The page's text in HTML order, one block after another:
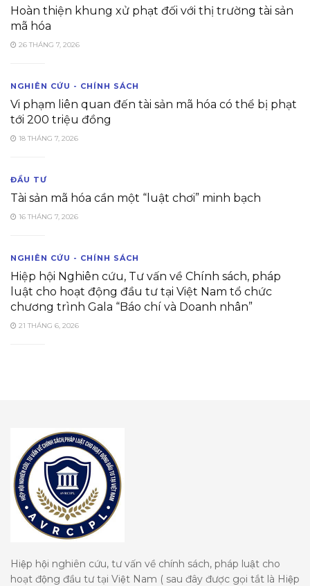
Hoàn thiện khung xử phạt đối với thị trường tài sản
mã hóa
26 THÁNG 7, 2026
NGHIÊN CỨU - CHÍNH SÁCH
Vi phạm liên quan đến tài sản mã hóa có thể bị phạt
tới 200 triệu đồng
18 THÁNG 7, 2026
ĐẦU TƯ
Tài sản mã hóa cần một “luật chơi” minh bạch
16 THÁNG 7, 2026
NGHIÊN CỨU - CHÍNH SÁCH
Hiệp hội Nghiên cứu, Tư vấn về Chính sách, pháp
luật cho hoạt động đầu tư tại Việt Nam tổ chức
chương trình Gala “Báo chí và Doanh nhân”
21 THÁNG 6, 2026
Hiệp hội nghiên cứu, tư vấn về chính sách, pháp luật cho
hoạt động đầu tư tại Việt Nam ( sau đây được gọi tắt là Hiệp